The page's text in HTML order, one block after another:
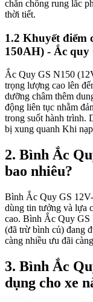
chắn chống rung lắc
thời tiết.
1.2 Khuyết điểm
150AH) - Ắc quy
Ắc Quy GS N150
trọng lượng cao lên
dưỡng châm thêm
động liên tục nhằm
trong suốt hành trình.
bị xung quanh Khi
2. Bình Ắc
bao nhiêu?
Bình Ắc Quy GS
dùng tin tưởng và lựa
cao. Bình Ắc Quy GS
(đã trừ bình củ) đang
càng nhiều ưu đãi
3. Bình Ắc
dụng cho xe